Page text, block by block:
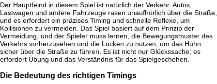
Der Hauptfeind in diesem Spiel ist natürlich der Verkehr. Autos,
Lastwagen und andere Fahrzeuge rasen unaufhörlich über die Straße,
und es erfordert ein präzises Timing und schnelle Reflexe, um
Kollisionen zu vermeiden. Das Spiel basiert auf dem Prinzip der
Vermeidung, und der Spieler muss lernen, die Bewegungsmuster des
Verkehrs vorherzusehen und die Lücken zu nutzen, um das Huhn
sicher über die Straße zu führen. Es ist nicht nur Glückssache; es
erfordert Übung und das Verständnis für das Spielgeschehen.
Die Bedeutung des richtigen Timings